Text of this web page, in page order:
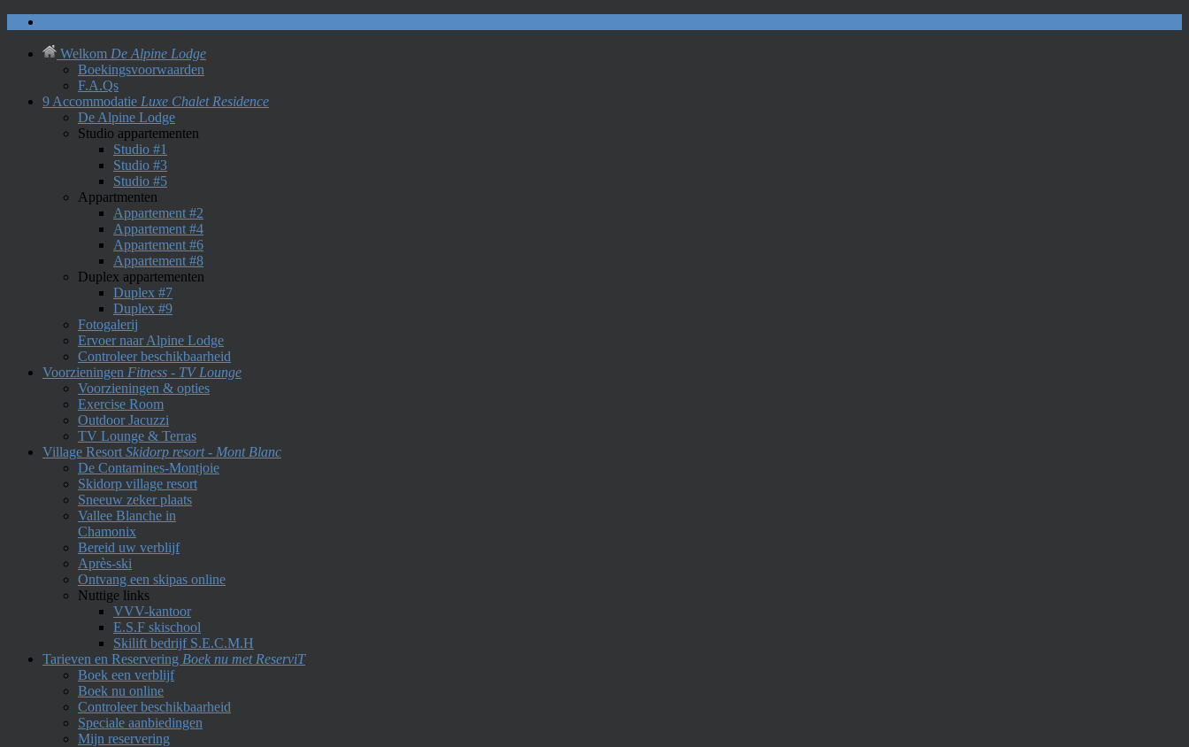
Welkom De Alpine Lodge
Boekingsvoorwaarden
F.A.Qs
9 Accommodatie Luxe Chalet Residence
De Alpine Lodge
Studio appartementen
Studio #1
Studio #3
Studio #5
Appartmenten
Appartement #2
Appartement #4
Appartement #6
Appartement #8
Duplex appartementen
Duplex #7
Duplex #9
Fotogalerij
Ervoer naar Alpine Lodge
Controleer beschikbaarheid
Voorzieningen Fitness - TV Lounge
Voorzieningen & opties
Exercise Room
Outdoor Jacuzzi
TV Lounge & Terras
Village Resort Skidorp resort - Mont Blanc
De Contamines-Montjoie
Skidorp village resort
Sneeuw zeker plaats
Vallee Blanche in
Chamonix
Bereid uw verblijf
Après-ski
Ontvang een skipas online
Nuttige links
VVV-kantoor
E.S.F skischool
Skilift bedrijf S.E.C.M.H
Tarieven en Reservering Boek nu met ReserviT
Boek een verblijf
Boek nu online
Controleer beschikbaarheid
Speciale aanbiedingen
Mijn reservering